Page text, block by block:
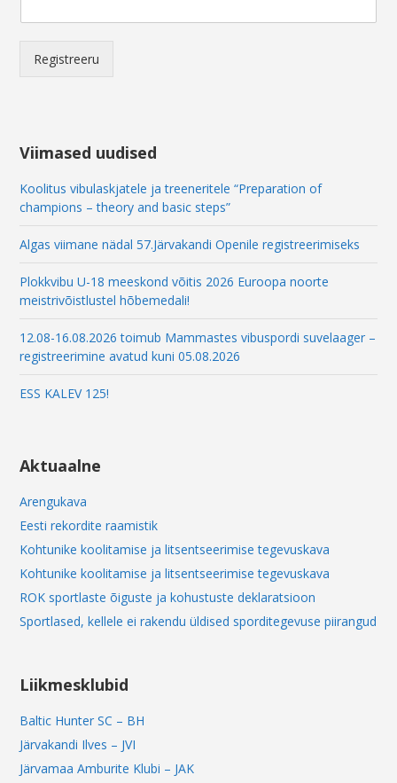
i
E
m
a
i
l
Registreeru
Viimased uudised
Koolitus vibulaskjatele ja treeneritele “Preparation of
champions – theory and basic steps”
Algas viimane nädal 57.Järvakandi Openile registreerimiseks
Plokkvibu U-18 meeskond võitis 2026 Euroopa noorte
meistrivõistlustel hõbemedali!
12.08-16.08.2026 toimub Mammastes vibuspordi suvelaager –
registreerimine avatud kuni 05.08.2026
ESS KALEV 125!
Aktuaalne
Arengukava
Eesti rekordite raamistik
Kohtunike koolitamise ja litsentseerimise tegevuskava
Kohtunike koolitamise ja litsentseerimise tegevuskava
ROK sportlaste õiguste ja kohustuste deklaratsioon
Sportlased, kellele ei rakendu üldised sporditegevuse piirangud
Liikmesklubid
Baltic Hunter SC – BH
Järvakandi Ilves – JVI
Järvamaa Amburite Klubi – JAK